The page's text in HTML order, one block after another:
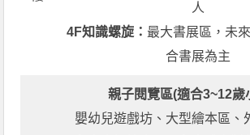
人
4F知識螺旋： 最大書展區，未
合書展為主
親子閱覽區(適合3~12歲
嬰幼兒遊戲坊、大型繪本區、